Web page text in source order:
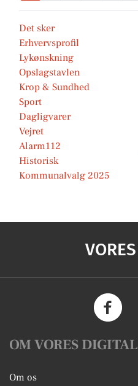
Det sker
Erhvervsprofil
Lykønskning
Opslagstavlen
Krop & Sundhed
Sport
Dagligvarer
Vejret
Alarm112
Historisk
Kommunalvalg 2025
VORES
OM VORES DIGITAL
Om os